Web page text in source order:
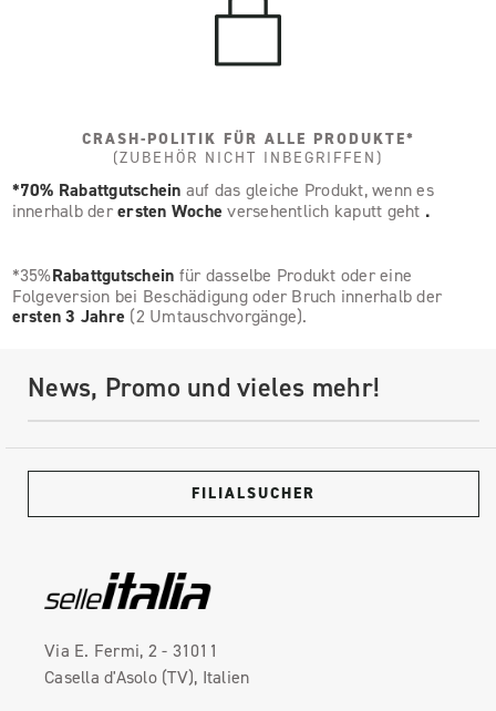
CRASH-POLITIK FÜR ALLE PRODUKTE*
(ZUBEHÖR NICHT INBEGRIFFEN)
*70% Rabattgutschein auf das gleiche Produkt, wenn es
innerhalb der ersten Woche versehentlich kaputt geht .
*35%Rabattgutschein für dasselbe Produkt oder eine
Folgeversion bei Beschädigung oder Bruch innerhalb der
ersten 3 Jahre (2 Umtauschvorgänge).
News, Promo und vieles mehr!
FILIALSUCHER
Via E. Fermi, 2 - 31011
Casella d'Asolo (TV), Italien